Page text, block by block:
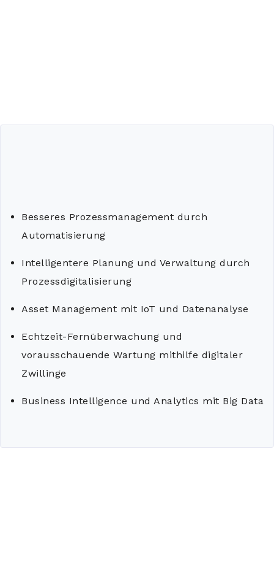
Besseres Prozessmanagement durch
Automatisierung
Intelligentere Planung und Verwaltung durch
Prozessdigitalisierung
Asset Management mit IoT und Datenanalyse
Echtzeit-Fernüberwachung und
vorausschauende Wartung mithilfe digitaler
Zwillinge
Business Intelligence und Analytics mit Big Data